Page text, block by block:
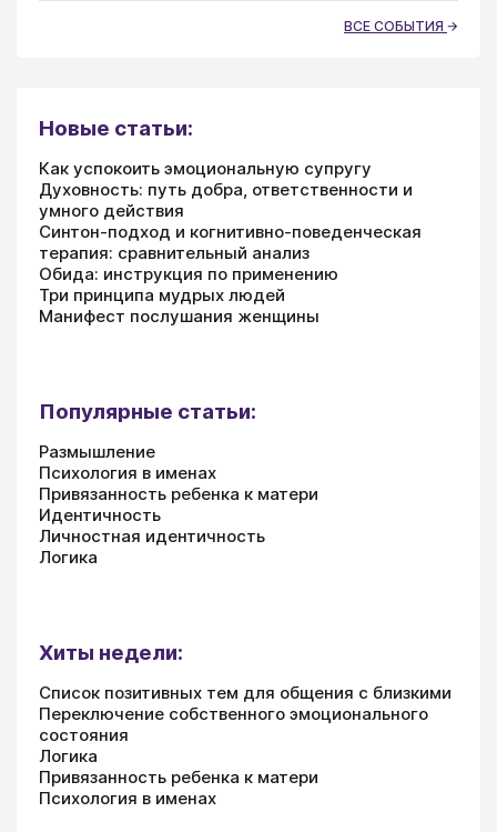
ВСЕ СОБЫТИЯ
Новые статьи:
Как успокоить эмоциональную супругу
Духовность: путь добра, ответственности и
умного действия
Синтон-подход и когнитивно-поведенческая
терапия: сравнительный анализ
Обида: инструкция по применению
Три принципа мудрых людей
Манифест послушания женщины
Популярные статьи:
Размышление
Психология в именах
Привязанность ребенка к матери
Идентичность
Личностная идентичность
Логика
Хиты недели:
Список позитивных тем для общения с близкими
Переключение собственного эмоционального
состояния
Логика
Привязанность ребенка к матери
Психология в именах